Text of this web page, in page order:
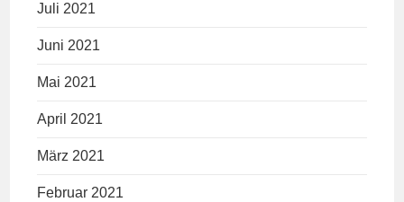
Juli 2021
Juni 2021
Mai 2021
April 2021
März 2021
Februar 2021